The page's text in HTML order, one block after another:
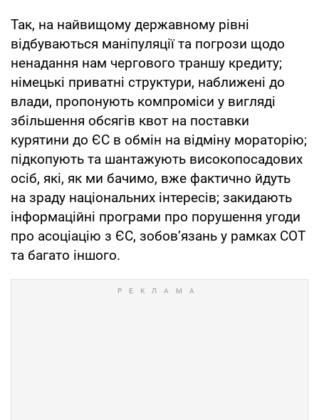
Так, на найвищому державному рівні
відбуваються маніпуляції та погрози щодо
ненадання нам чергового траншу кредиту;
німецькі приватні структури, наближені до
влади, пропонують компроміси у вигляді
збільшення обсягів квот на поставки
курятини до ЄС в обмін на відміну мораторію;
підкопують та шантажують високопосадових
осіб, які, як ми бачимо, вже фактично йдуть
на зраду національних інтересів; закидають
інформаційні програми про порушення угоди
про асоціацію з ЄС, зобов’язань у рамках СОТ
та багато іншого.